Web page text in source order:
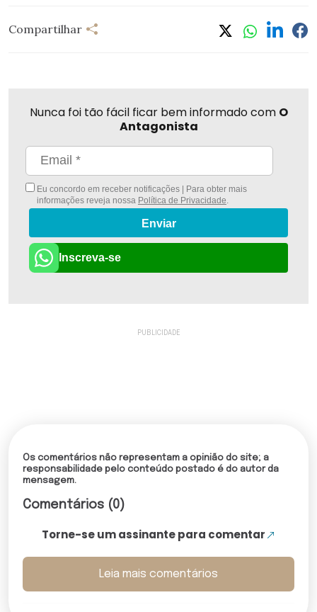
Compartilhar
Nunca foi tão fácil ficar bem informado com O
Antagonista
Eu concordo em receber notificações | Para obter mais
informações reveja nossa Política de Privacidade
Enviar
Inscreva-se
Os comentários não representam a opinião do site; a
responsabilidade pelo conteúdo postado é do autor da
mensagem.
Comentários (0)
Torne-se um assinante para comentar
Leia mais comentários